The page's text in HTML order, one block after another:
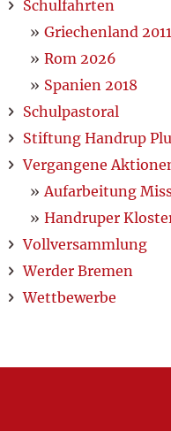
Schulfahrten
Griechenland 2011
Rom 2026
Spanien 2018
Schulpastoral
Stiftung Handrup
Vergangene
Aufarbeitung
Handruper
Vollversammlung
Werder Bremen
Wettbewerbe